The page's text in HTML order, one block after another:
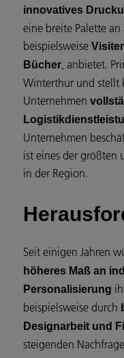
innovatives
eine breite Palette
beispielsweise
Bücher, anbietet.
Winterthur und stellt
Unternehmen
Unternehmen
ist eines der größten
in der Region.
Seit einigen Jahren
höheres Maß an
Personalisierung
beispielsweise durch
Designarbeit und
steigenden